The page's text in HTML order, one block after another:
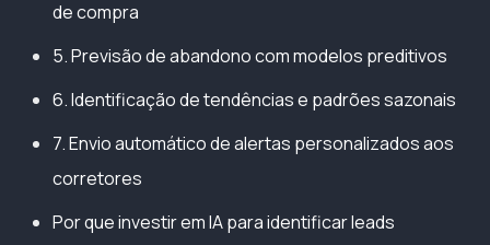
de compra
5. Previsão de abandono com modelos preditivos
6. Identificação de tendências e padrões sazonais
7. Envio automático de alertas personalizados aos
corretores
Por que investir em IA para identificar leads